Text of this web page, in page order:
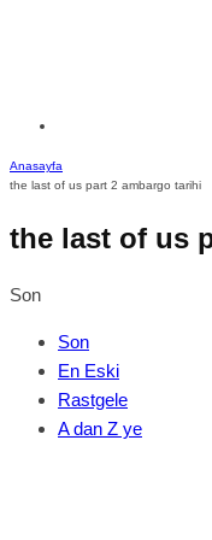
Anasayfa
the last of us part 2 ambargo tarihi
the last of us
Son
Son
En Eski
Rastgele
A dan Z ye